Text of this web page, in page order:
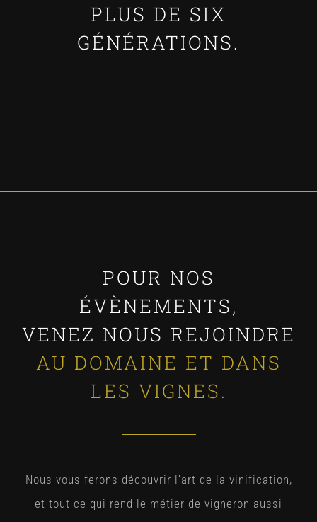
PLUS DE SIX
GÉNÉRATIONS.
POUR NOS
ÉVÈNEMENTS,
VENEZ NOUS REJOINDRE
AU DOMAINE ET DANS
LES VIGNES.
Nous vous ferons découvrir l’art de la vinification,
et tout ce qui rend le métier de vigneron aussi